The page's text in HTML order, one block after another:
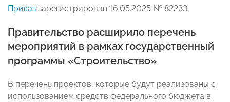
Приказ зарегистрирован 16.05.2025 № 82233.
Правительство расширило перечень
мероприятий в рамках государственный
программы «Строительство»
В перечень проектов, которые будут реализованы с
использованием средств федерального бюджета в